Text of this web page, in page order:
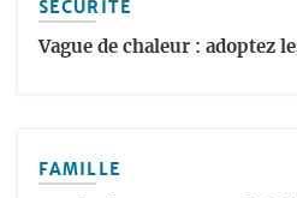
SÉCURITÉ
Vague de chaleur : adoptez
FAMILLE